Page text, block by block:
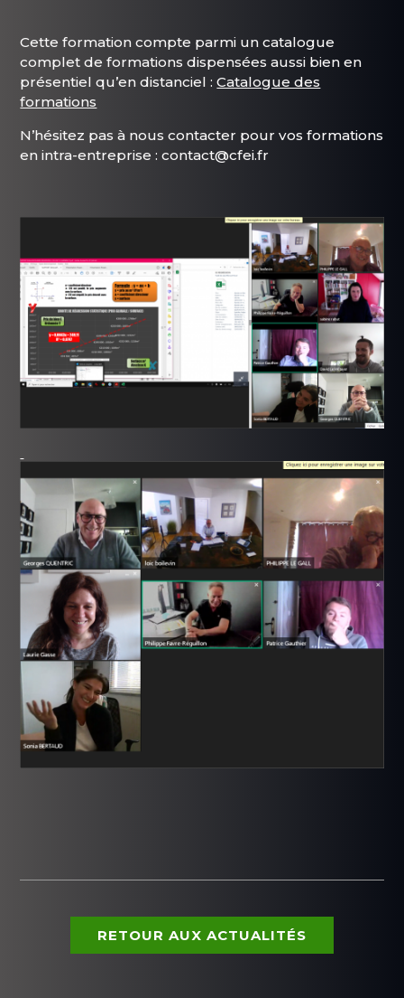
Cette formation compte parmi un catalogue
complet de formations dispensées aussi bien en
présentiel qu’en distanciel :Catalogue des
formations
N’hésitez pas à nous contacter pour vos formations
en intra-entreprise : contact@cfei.fr
RETOUR AUX ACTUALITÉS